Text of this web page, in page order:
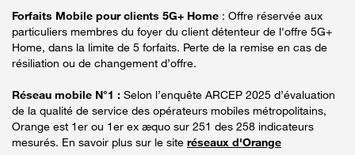
Forfaits Mobile pour clients 5G+ Home : Offre réservée aux
particuliers membres du foyer du client détenteur de l'offre 5G+
Home, dans la limite de 5 forfaits. Perte de la remise en cas de
résiliation ou de changement d’offre.
Réseau mobile N°1 : Selon l’enquête ARCEP 2025 d’évaluation
de la qualité de service des opérateurs mobiles métropolitains,
Orange est 1er ou 1er ex æquo sur 251 des 258 indicateurs
mesurés. En savoir plus sur le site réseaux d'Orange